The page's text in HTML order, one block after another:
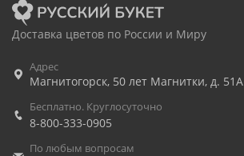
Доставка цветов по России и Миру
Адрес
Магнитогорск, 50 лет Магнитки, д. 51А
Бесплатно. Круглосуточно
8-800-333-0905
По любым вопросам